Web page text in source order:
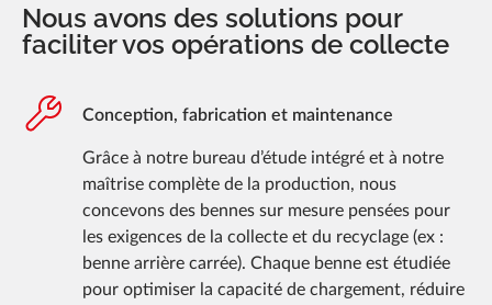
Nous avons des solutions pour
faciliter vos opérations de collecte
Conception, fabrication et maintenance
Grâce à notre bureau d’étude intégré et à notre
maîtrise complète de la production, nous
concevons des bennes sur mesure pensées pour
les exigences de la collecte et du recyclage (ex :
benne arrière carrée). Chaque benne est étudiée
pour optimiser la capacité de chargement, réduire